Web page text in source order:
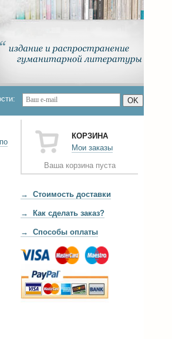
OK
КОРЗИНА
Мои заказы
Ваша корзина пуста
→ Стоимость доставки
→ Как сделать заказ?
→ Способы оплаты